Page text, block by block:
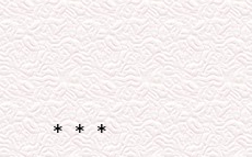
* * *